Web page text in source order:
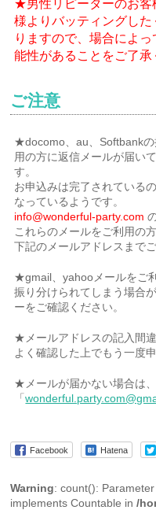
★男性リピーターのお客
様よりバッティングし
りますので、場合によ
能性があることをご了承
ご注意
★docomo、au、Softbankの
用の方に返信メールが届い
す。
お申込みは完了されている
なっているようです。
info@wonderful-party.com
これらのメールをご利用の
下記のメールアドレスまで
★gmail、yahooメールをご
振り分けられてしまう場合
ーをご確認ください。
★メールアドレスの記入間
よく確認した上でもう一度
★メールが届かない場合は
「
Facebook Hatena
Warning: count():
implements Countable in/